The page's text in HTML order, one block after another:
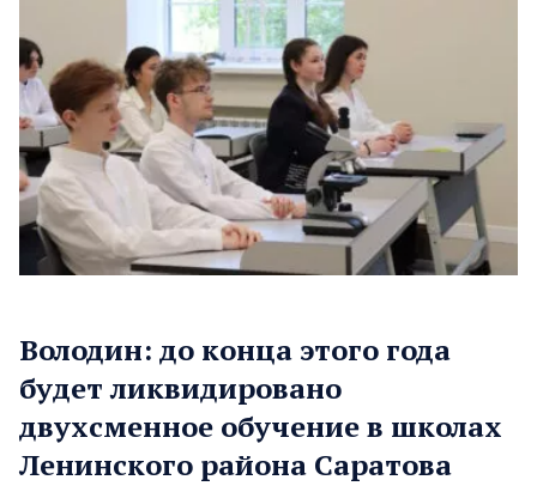
Володин: до конца этого года
будет ликвидировано
двухсменное обучение в школах
Ленинского района Саратова